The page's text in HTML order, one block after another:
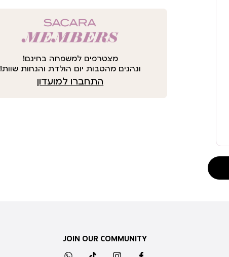
מצטרפים למשפחה בחינם!
ונהנים מהטבות יום הולדת והנחות שוות!
התחברו למועדון
JOIN OUR COMMUNITY